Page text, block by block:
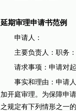
延期审理申请书范例
申请人：
主要负责人：职务：
请求事项：申请对起
事实和理由：申请人
加开庭审理。为保障申
之规定有下列情形之一